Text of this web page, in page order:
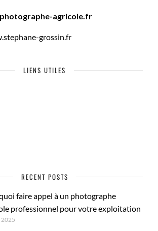
agricole.fr
grossin.fr
LIENS UTILES
RECENT POSTS
faire appel à un photographe
professionnel pour votre exploitation
2025